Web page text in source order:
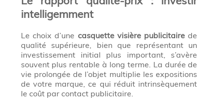
intelligemment
Le choix d’une casquette visière publicitaire de
qualité supérieure, bien que représentant un
investissement initial plus important, s’avère
souvent plus rentable à long terme. La durée de
vie prolongée de l’objet multiplie les expositions
de votre marque, ce qui réduit intrinsèquement
le coût par contact publicitaire.